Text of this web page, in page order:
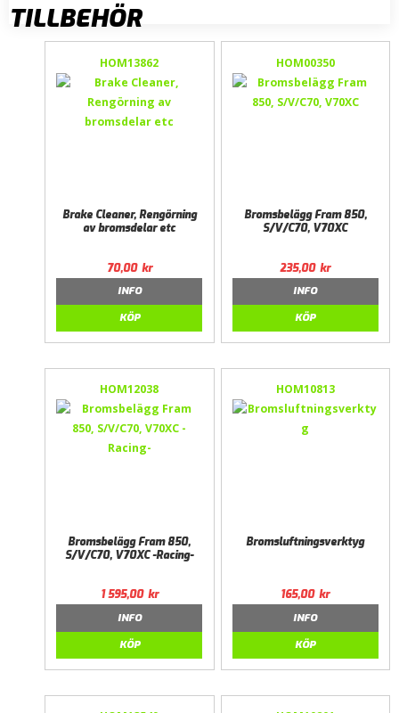
TILLBEHÖR
HOM13862
Brake Cleaner, Rengörning
av bromsdelar etc
70,00 kr
INFO
KÖP
HOM00350
Bromsbelägg Fram 850,
S/V/C70, V70XC
235,00 kr
INFO
KÖP
HOM12038
Bromsbelägg Fram 850,
S/V/C70, V70XC -Racing-
1 595,00 kr
INFO
KÖP
HOM10813
Bromsluftningsverktyg
165,00 kr
INFO
KÖP